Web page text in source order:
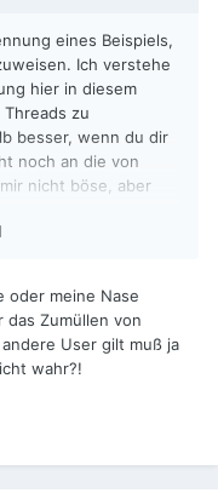
eines Beispiels,
Ich verstehe
hier in diesem
zu
besser, wenn du dir
noch an die von
nicht böse, aber
oder meine Nase
das Zumüllen von
User gilt muß ja
wahr?!